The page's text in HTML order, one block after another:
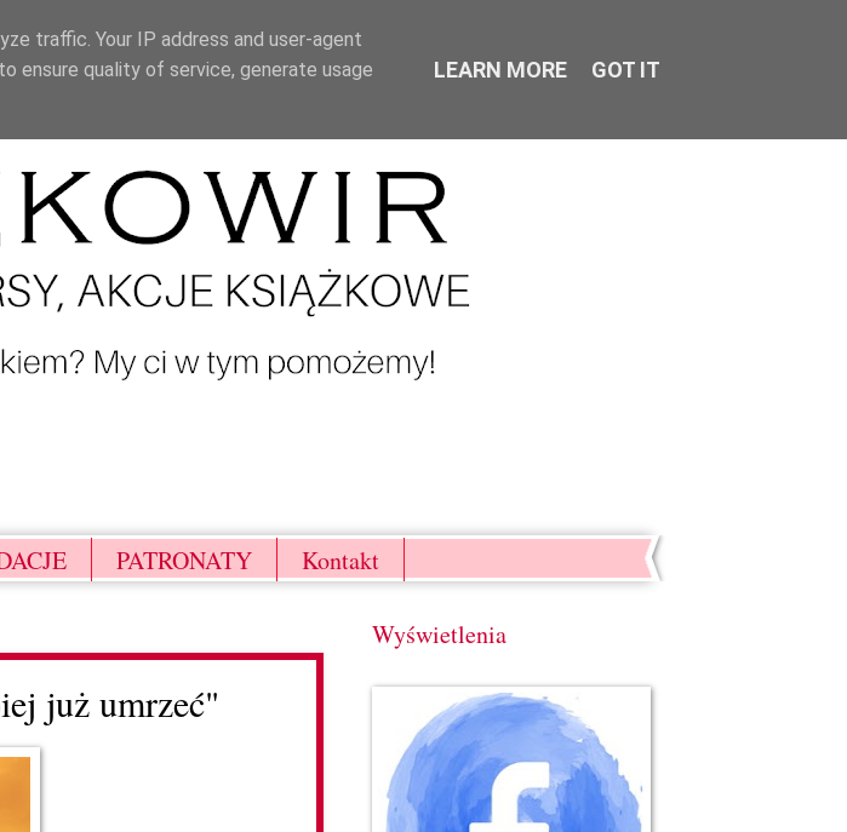
PATRONATY Kontakt
już umrzeć"
Wyświetlenia
traffic. Your IP address and user-agent
ensure quality of service, generate usage
LEARN MORE GOT IT